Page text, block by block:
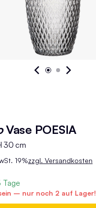
Vase POESIA
30 cm
19%zzgl. Versandkosten
Tage
– nur noch 2 auf Lager!